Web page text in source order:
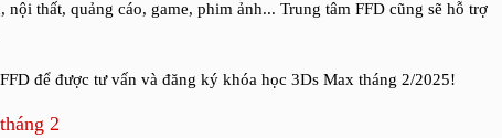
thất, quảng cáo, game, phim ảnh... Trung tâm FFD cũng sẽ hỗ trợ
để được tư vấn và đăng ký khóa học 3Ds Max tháng 2/2025!
2